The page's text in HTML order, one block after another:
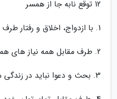
12 توقع نابه جا از همسر
1. با ازدواج، اخلاق و رفتار طرف مقابل تغییر می کند.
2. طرف مقابل همه نیاز های همسر را باید برآورده کند.
3. بحث و دعوا نباید در زندگی مشترک وجود داشته باشد.